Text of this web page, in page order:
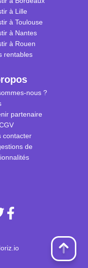
à Lille
à Toulouse
à Nantes
à Rouen
rentables
nous ?
partenaire
contacter
de